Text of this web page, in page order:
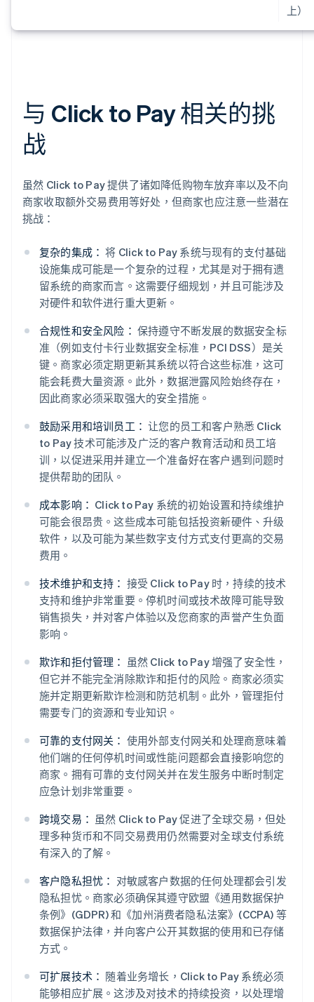
上）
与 Click to Pay 相关的挑
战
虽然 Click to Pay 提供了诸如降低购物车放弃率以及不向
商家收取额外交易费用等好处，但商家也应注意一些潜在
挑战：
复杂的集成： 将 Click to Pay 系统与现有的支付基础
设施集成可能是一个复杂的过程，尤其是对于拥有遗
留系统的商家而言。这需要仔细规划，并且可能涉及
对硬件和软件进行重大更新。
合规性和安全风险： 保持遵守不断发展的数据安全标
准（例如支付卡行业数据安全标准，PCI DSS）是关
键。商家必须定期更新其系统以符合这些标准，这可
能会耗费大量资源。此外，数据泄露风险始终存在，
因此商家必须采取强大的安全措施。
鼓励采用和培训员工： 让您的员工和客户熟悉 Click
to Pay 技术可能涉及广泛的客户教育活动和员工培
训，以促进采用并建立一个准备好在客户遇到问题时
提供帮助的团队。
成本影响： Click to Pay 系统的初始设置和持续维护
可能会很昂贵。这些成本可能包括投资新硬件、升级
软件，以及可能为某些数字支付方式支付更高的交易
费用。
技术维护和支持： 接受 Click to Pay 时，持续的技术
支持和维护非常重要。停机时间或技术故障可能导致
销售损失，并对客户体验以及您商家的声誉产生负面
影响。
欺诈和拒付管理： 虽然 Click to Pay 增强了安全性，
但它并不能完全消除欺诈和拒付的风险。商家必须实
施并定期更新欺诈检测和防范机制。此外，管理拒付
需要专门的资源和专业知识。
可靠的支付网关： 使用外部支付网关和处理商意味着
他们端的任何停机时间或性能问题都会直接影响您的
商家。拥有可靠的支付网关并在发生服务中断时制定
应急计划非常重要。
跨境交易： 虽然 Click to Pay 促进了全球交易，但处
理多种货币和不同交易费用仍然需要对全球支付系统
有深入的了解。
客户隐私担忧： 对敏感客户数据的任何处理都会引发
隐私担忧。商家必须确保其遵守欧盟《通用数据保护
条例》(GDPR) 和《加州消费者隐私法案》(CCPA) 等
数据保护法律，并向客户公开其数据的使用和已存储
方式。
可扩展技术： 随着业务增长，Click to Pay 系统必须
能够相应扩展。这涉及对技术的持续投资，以处理增